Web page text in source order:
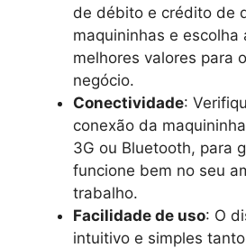
de débito e crédito de
maquininhas e escolha
melhores valores para
negócio.
Conectividade:
conexão da
3G ou Bluetooth, para
funcione bem no seu
trabalho.
Facilidade de uso: O
intuitivo e simples